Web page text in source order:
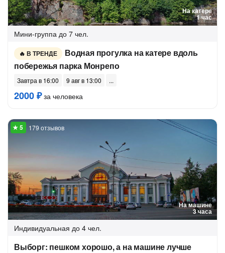
На катере
1 час
Мини-группа до 7 чел.
В ТРЕНДЕ
Водная прогулка на катере вдоль
побережья парка Монрепо
Завтра в 16:00 9 авг в 13:00
2000 ₽за человека
На машине
3 часа
179 отзывов
Индивидуальная до 4 чел.
Выборг: пешком хорошо, а на машине лучше